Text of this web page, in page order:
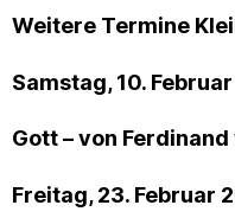
Weitere Termine
Samstag, 10.
Gott – von
Freitag, 23. Februar